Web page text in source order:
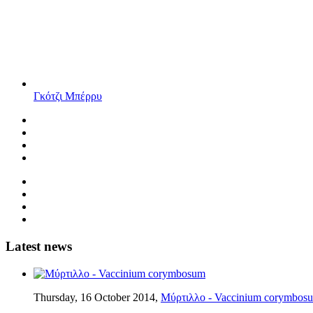
Γκότζι Μπέρρυ
Latest news
Thursday, 16 October 2014, Μύρτιλλο - Vaccinium